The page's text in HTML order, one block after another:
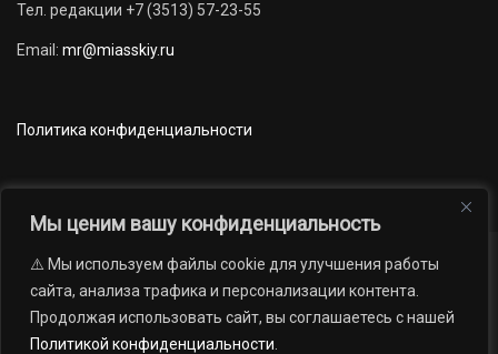
Мы ценим вашу конфиденциальность
⚠️ Мы используем файлы cookie для улучшения работы
сайта, анализа трафика и персонализации контента.
Продолжая использовать сайт, вы соглашаетесь с нашей
Политикой конфиденциальности
Тел. редакции +7 (3513) 57-23-55
Email: mr@miasskiy.ru
Политика конфиденциальности
Новости Наши проекты
Официально
АРХИВ
16+